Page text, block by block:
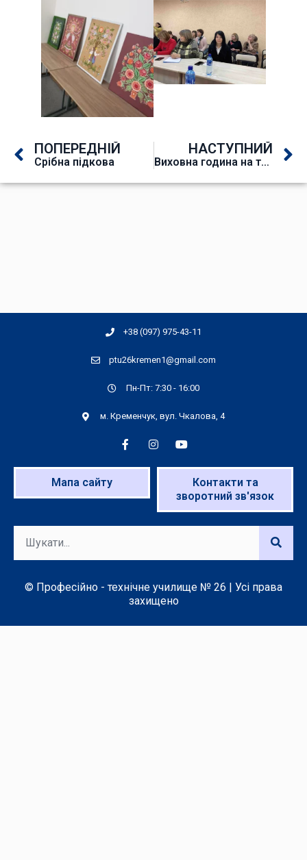
ПОПЕРЕДНІЙ
Срібна підкова
НАСТУПНИЙ
Виховна година на тему: «Ти як? Ментальне здоров’я – твій баланс»
+38 (097) 975-43-11
ptu26kremen1@gmail.com
Пн-Пт: 7:30 - 16:00
м. Кременчук, вул. Чкалова, 4
Мапа сайту
Контакти та
зворотний зв'язок
© Професійно - технічне училище № 26 | Усі права
захищено